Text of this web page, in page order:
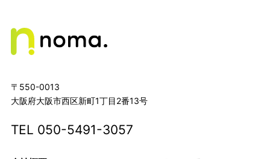
〒550-0013
大阪府大阪市西区新町1丁目2番13号
TEL 050-5491-3057